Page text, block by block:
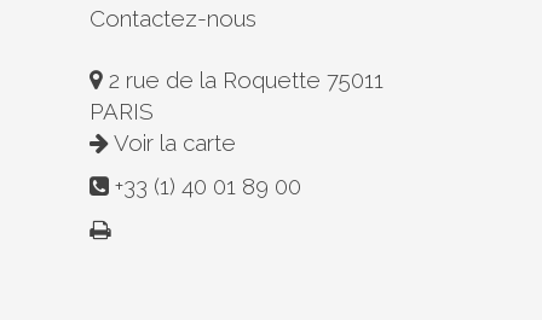
Contactez-nous
2 rue de la Roquette 75011
PARIS
Voir la carte
+33 (1) 40 01 89 00